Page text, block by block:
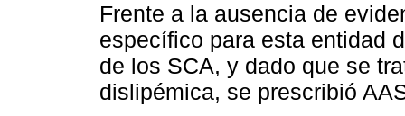
Frente a la ausencia de
específico para esta entidad
de los SCA, y dado que se
dislipémica, se prescribió